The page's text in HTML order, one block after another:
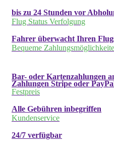
bis zu 24 Stunden vor
Flug Status Verfolgung
Fahrer überwacht Ihren
Bequeme
Bar- oder Kartenzahlungen
Zahlungen Stripe oder
Festpreis
Alle Gebühren inbegriffen
Kundenservice
24/7 verfügbar